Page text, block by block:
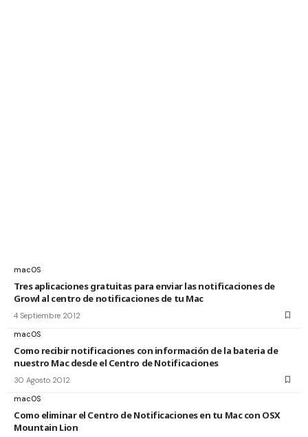
macOS
Tres aplicaciones gratuitas para enviar las notificaciones de
Growl al centro de notificaciones de tu Mac
4 Septiembre 2012
macOS
Como recibir notificaciones con información de la bateria de
nuestro Mac desde el Centro de Notificaciones
30 Agosto 2012
macOS
Como eliminar el Centro de Notificaciones en tu Mac con OSX
Mountain Lion